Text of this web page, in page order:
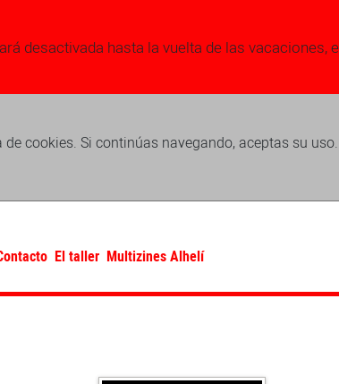
desactivada hasta la vuelta de las vacaciones,
cookies. Si continúas navegando, aceptas su uso.
El taller Multizines Alhelí